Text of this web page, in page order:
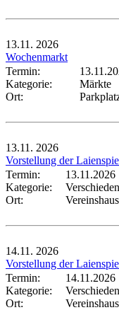
13.11. 2026
Wochenmarkt
Termin:
Kategorie:
Märkte
Ort:
13.11. 2026
Vorstellung der
Termin:
Kategorie:
Ort:
14.11. 2026
Vorstellung der
Termin:
Kategorie:
Ort: